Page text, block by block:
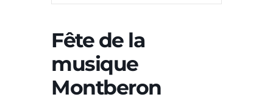
Fête de la
musique
Montberon